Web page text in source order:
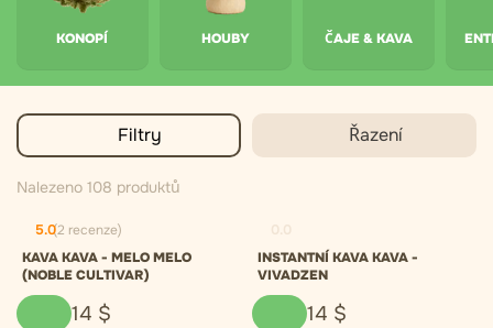
KONOPÍ HOUBY ČAJE & KAVA
Filtry Řazení
Nalezeno 108 produktů
5.0(2 recenze)
KAVA KAVA - MELO MELO
(NOBLE CULTIVAR)
14 $
INSTANTNÍ KAVA KAVA -
VIVADZEN
14 $